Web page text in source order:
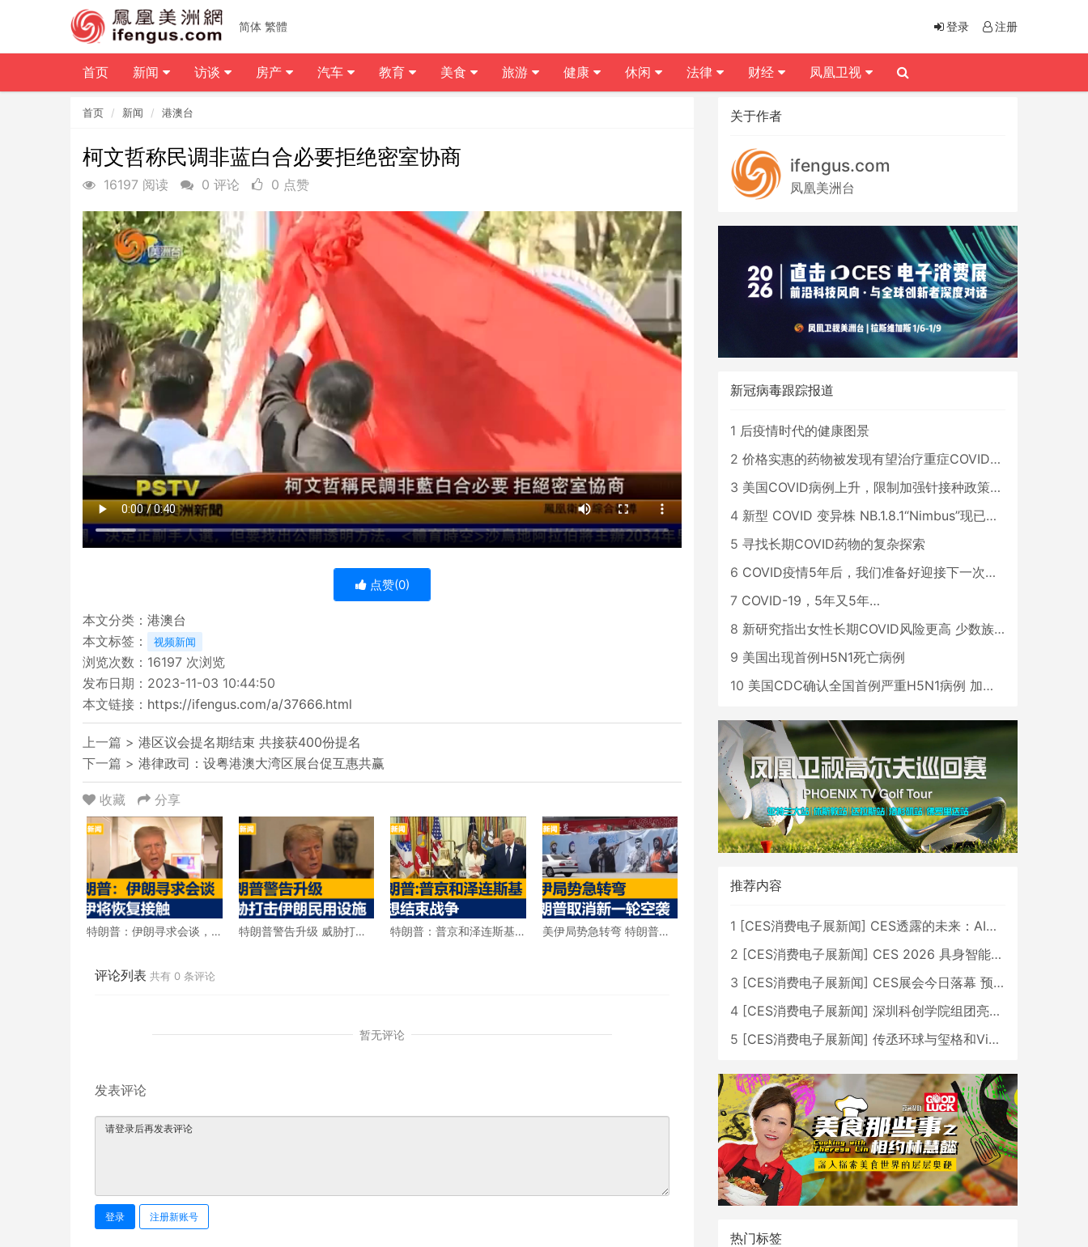
首页 新闻 港澳台
柯文哲称民调非蓝白合必要拒绝密室协商
16197 阅读 0 评论 0 点赞
点赞(0)
本文分类： 港澳台
本文标签：
视频新闻
浏览次数： 16197 次浏览
发布日期：2023-11-03 10:44:50
本文链接： https://ifengus.com/a/37666.html
上一篇 > 港区议会提名期结束 共接获400份提名
下一篇 > 港律政司：设粤港澳大湾区展台促互惠共赢
收藏 分享
特朗普：伊朗寻求会谈，
特朗普警告升级 威胁打击
特朗普：普京和泽连斯基
美伊局势急转弯 特朗普宣
评论列表 共有 0 条评论
暂无评论
发表评论
登录 注册新账号
关于作者
ifengus.com
凤凰美洲台
新冠病毒跟踪报道
1 后疫情时代的健康图景
2 价格实惠的药物被发现有望治疗重症COVID患者
3 美国COVID病例上升，限制加强针接种政策即将出台
4 新型 COVID 变异株 NB.1.8.1“Nimbus”现已在美国占据主导地位
5 寻找长期COVID药物的复杂探索
6 COVID疫情5年后，我们准备好迎接下一次大流行了吗？
7 COVID-19，5年又5年…
8 新研究指出女性长期COVID风险更高 少数族裔儿童存在差异
9 美国出现首例H5N1死亡病例
10 美国CDC确认全国首例严重H5N1病例 加州进入紧急状态
推荐内容
1 [CES消费电子展新闻] CES透露的未来：AI、机器人与智能生活大爆发
2 [CES消费电子展新闻] CES 2026 具身智能与创新领域 中国公司大放异彩
3 [CES消费电子展新闻] CES展会今日落幕 预计2026行业收入将超五千亿美元
4 [CES消费电子展新闻] 深圳科创学院组团亮相CES 广受好评
5 [CES消费电子展新闻] 传丞环球与玺格和VibeLens共同推出全新耳机
热门标签
简体 繁體 登录 注册
首页 新闻 访谈 房产 汽车 教育 美食 旅游 健康 休闲 法律 财经 凤凰卫视